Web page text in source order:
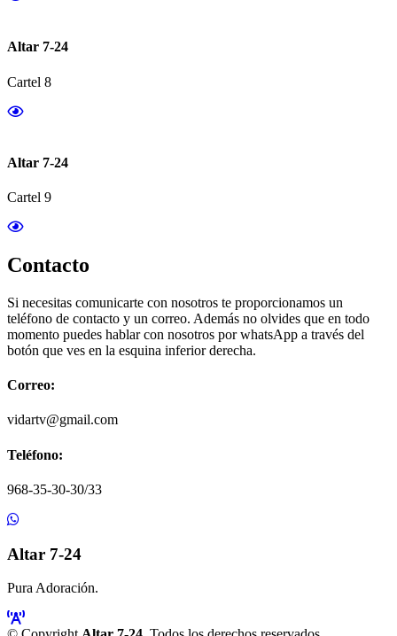
Altar 7-24
Cartel 8
Altar 7-24
Cartel 9
Contacto
Si necesitas comunicarte con nosotros te proporcionamos un
teléfono de contacto y un correo. Además no olvides que en todo
momento puedes hablar con nosotros por whatsApp a través del
botón que ves en la esquina inferior derecha.
Correo:
vidartv@gmail.com
Teléfono:
968-35-30-30/33
Altar 7-24
Pura Adoración.